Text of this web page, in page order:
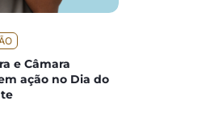
e Câmara
ação no Dia do